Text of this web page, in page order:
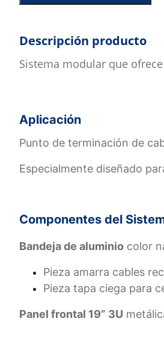
Descripción producto
Sistema modular que
Aplicación
Punto de terminación de
Especialmente diseñado
Componentes del
Bandeja de aluminio color
Pieza amarra cables
Pieza tapa ciega para
Panel frontal 19” 3U